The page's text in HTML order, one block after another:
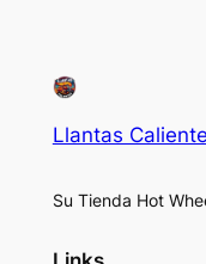
Llantas
Su Tienda Hot